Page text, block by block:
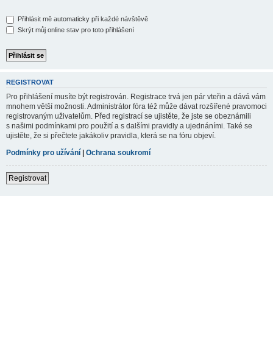
Přihlásit mě automaticky při každé návštěvě
Skrýt můj online stav pro toto přihlášení
REGISTROVAT
Pro přihlášení musíte být registrován. Registrace trvá jen pár vteřin a dává vám
mnohem větší možnosti. Administrátor fóra též může dávat rozšířené pravomoci
registrovaným uživatelům. Před registrací se ujistěte, že jste se obeznámili
s našimi podmínkami pro použití a s dalšími pravidly a ujednáními. Také se
ujistěte, že si přečtete jakákoliv pravidla, která se na fóru objeví.
Podmínky pro užívání | Ochrana soukromí
Registrovat